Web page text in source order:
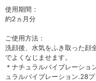
使用期間：
約2ヵ月分
ご使用方法：
洗顔後、水気をふき取った顔
でよくなじませます。
＊ナチュラルバイブレーシ
ュラルバイブレーション.28